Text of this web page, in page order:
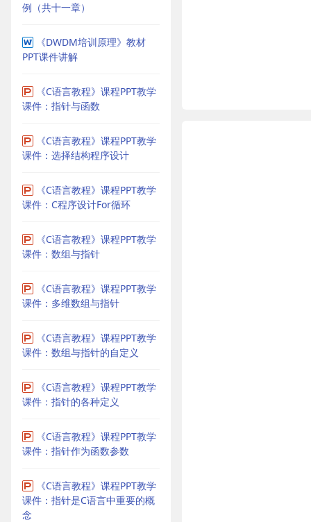
例（共十一章）
《DWDM培训原理》教材
PPT课件讲解
《C语言教程》课程PPT教学
课件：指针与函数
《C语言教程》课程PPT教学
课件：选择结构程序设计
《C语言教程》课程PPT教学
课件：C程序设计For循环
《C语言教程》课程PPT教学
课件：数组与指针
《C语言教程》课程PPT教学
课件：多维数组与指针
《C语言教程》课程PPT教学
课件：数组与指针的自定义
《C语言教程》课程PPT教学
课件：指针的各种定义
《C语言教程》课程PPT教学
课件：指针作为函数参数
《C语言教程》课程PPT教学
课件：指针是C语言中重要的概
念